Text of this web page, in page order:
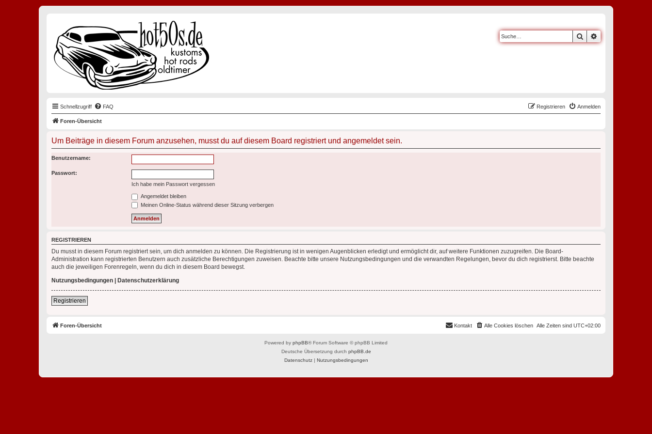
Suche
Schnellzugriff FAQ Anmelden
Registrieren
Foren-Übersicht
Um Beiträge in diesem Forum anzusehen, musst du auf diesem Board registriert und angemeldet sein.
Benutzername:
Passwort:
Ich habe mein Passwort vergessen
Angemeldet bleiben
Meinen Online-Status während dieser Sitzung verbergen
REGISTRIEREN
Du musst in diesem Forum registriert sein, um dich anmelden zu können. Die Registrierung ist in wenigen Augenblicken erledigt und ermöglicht dir, auf weitere Funktionen zuzugreifen. Die Board-
Administration kann registrierten Benutzern auch zusätzliche Berechtigungen zuweisen. Beachte bitte unsere Nutzungsbedingungen und die verwandten Regelungen, bevor du dich registrierst. Bitte beachte
auch die jeweiligen Forenregeln, wenn du dich in diesem Board bewegst.
Nutzungsbedingungen | Datenschutzerklärung
Registrieren
Foren-Übersicht Alle Zeiten sind UTC+02:00
Alle Cookies löschen
Kontakt
Powered by phpBB® Forum Software © phpBB Limited
Deutsche Übersetzung durch phpBB.de
Datenschutz| Nutzungsbedingungen